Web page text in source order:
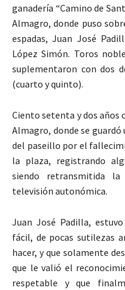
ganadería “Camino de
Almagro, donde puso
espadas, Juan José
López Simón. Toros
suplementaron con dos
(cuarto y quinto).
Ciento setenta y dos años
Almagro, donde se
del paseillo por el
la plaza, registrando
siendo retransmitida
televisión autonómica.
Juan José Padilla,
fácil, de pocas sutilezas
hacer, y que solamente
que le valió el
respetable y que